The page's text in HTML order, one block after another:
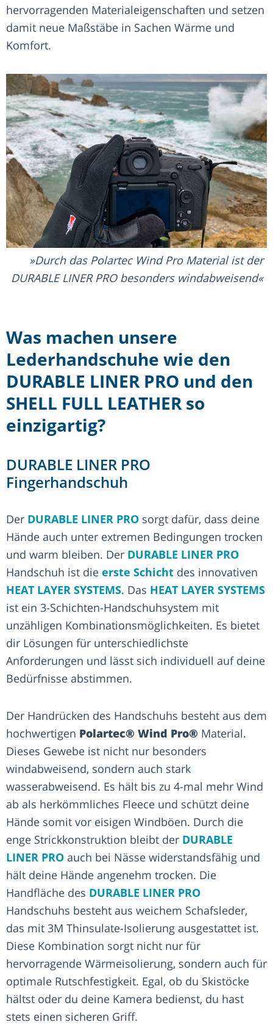
hervorragenden Materialeigenschaften und setzen
damit neue Maßstäbe in Sachen Wärme und
Komfort.
Durch das Polartec Wind Pro Material ist der
DURABLE LINER PRO besonders windabweisend
Was machen unsere
Lederhandschuhe wie den
DURABLE LINER PRO und den
SHELL FULL LEATHER so
einzigartig?
DURABLE LINER PRO
Fingerhandschuh
Der DURABLE LINER PRO sorgt dafür, dass deine
Hände auch unter extremen Bedingungen trocken
und warm bleiben. Der DURABLE LINER PRO
Handschuh ist die erste Schicht des innovativen
HEAT LAYER SYSTEMS. Das HEAT LAYER SYSTEMS
ist ein 3-Schichten-Handschuhsystem mit
unzähligen Kombinationsmöglichkeiten. Es bietet
dir Lösungen für unterschiedlichste
Anforderungen und lässt sich individuell auf deine
Bedürfnisse abstimmen.
Der Handrücken des Handschuhs besteht aus dem
hochwertigen Polartec® Wind Pro® Material.
Dieses Gewebe ist nicht nur besonders
windabweisend, sondern auch stark
wasserabweisend. Es hält bis zu 4-mal mehr Wind
ab als herkömmliches Fleece und schützt deine
Hände somit vor eisigen Windböen. Durch die
enge Strickkonstruktion bleibt der DURABLE
LINER PRO auch bei Nässe widerstandsfähig und
hält deine Hände angenehm trocken. Die
Handfläche des DURABLE LINER PRO
Handschuhs besteht aus weichem Schafsleder,
das mit 3M Thinsulate-Isolierung ausgestattet ist.
Diese Kombination sorgt nicht nur für
hervorragende Wärmeisolierung, sondern auch für
optimale Rutschfestigkeit. Egal, ob du Skistöcke
hältst oder du deine Kamera bedienst, du hast
stets einen sicheren Griff.